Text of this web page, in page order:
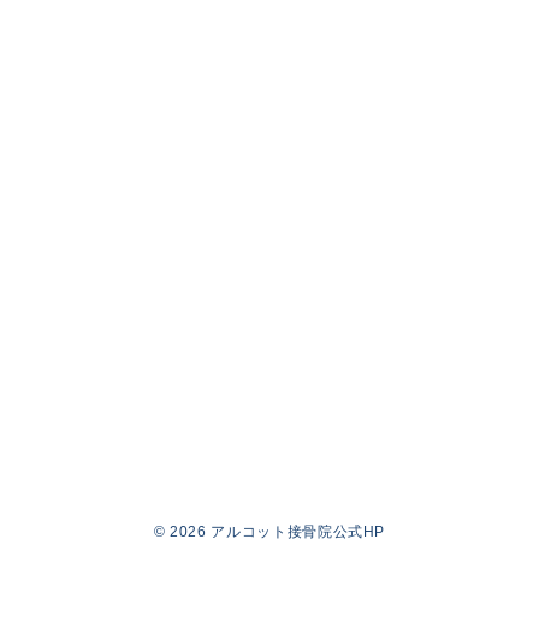
© 2026 アルコット接骨院公式HP